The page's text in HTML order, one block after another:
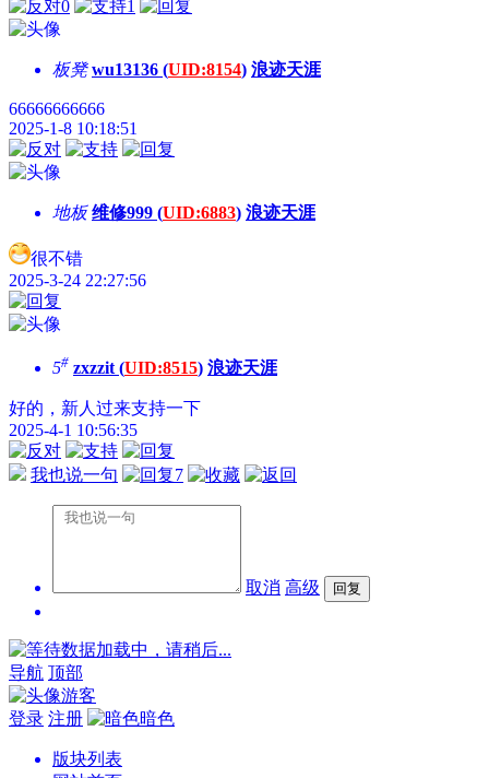
0
1
板凳 wu13136 (UID:8154) 浪迹天涯
66666666666
2025-1-8 10:18:51
地板 维修999 (UID:6883) 浪迹天涯
很不错
2025-3-24 22:27:56
5# zxzzit (UID:8515) 浪迹天涯
好的，新人过来支持一下
2025-4-1 10:56:35
我也说一句 7
取消 高级
数据加载中，请稍后...
导航 顶部
游客
登录 注册 暗色
版块列表